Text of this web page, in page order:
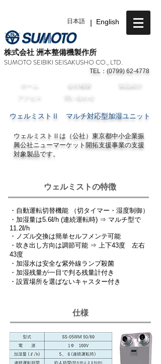
日本語 | English
​株式会社 洲本整備機製作所
SUMOTO SEIBIKI SEISAKUSHO CO., LTD.
TEL：(0799) 62-4778
​ホーム
​アクセス
​会社概要
​問い合わせ
​製品紹介
ウェルミストⅡ マルチ対応型加湿ユニット
ウェルミストⅡは（公社）東京都中小企業振
興公社ニューマーケット開拓支援事業の支援
対象製品です。
ウェルミストの特徴
・自動運転切替機能 （切タイマー・湿度制御）
・加湿量は5.6ℓ/h (連続運転時) ⇒ マルチ型で
11.2ℓ/h
・ノズル交換は簡単セルフメンテ可能
・吹き出し方向は調節可能 ⇒ 上下43度 左右
43度
・加湿水は安全な紫外線ランプ殺菌
・加湿残量が一目で判る残量計付き
・設置場所を選ばないキャスター付き
仕様